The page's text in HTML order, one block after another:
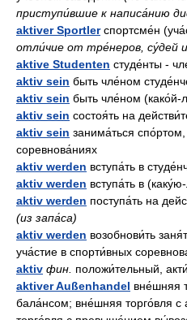
приступи́вшие к написа́нию
aktiver Sportlerспортсме́н
отли́чие от тре́неров, су́дей
aktive Studenten студе́нты -
aktiv sein быть чле́ном
aktiv sein быть чле́ном (како́й-
aktiv sein состоя́ть на
aktiv sein занима́ться
соревнова́ниях
aktiv werden вступа́ть в
aktiv werden вступа́ть в
aktiv werden поступа́ть на
(из запа́са)
aktiv werden возобнови́ть
уча́стие в спорти́вных
aktiv фин. положи́тельный,
aktiver Außenhandel вне́шняя
бала́нсом; вне́шняя торго́вля